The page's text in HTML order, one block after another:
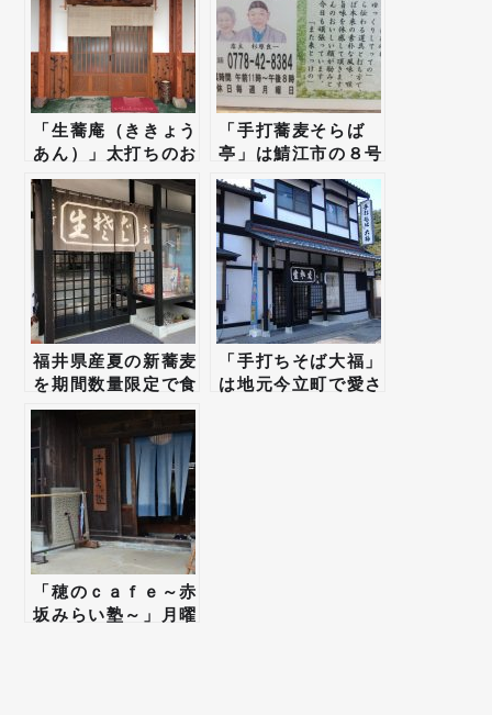
「生蕎庵（ききょう
あん）」太打ちのお
蕎麦は噛みしめるほ
どに、そばの味わい
が口の中に広がって
いく。
「手打蕎麦そらば
亭」は鯖江市の８号
線沿いにあるお蕎麦
屋さん。
福井県産夏の新蕎麦
を期間数量限定で食
べることのできる蕎
麦店「手打ちそば大
福」
「手打ちそば大福」
は地元今立町で愛さ
「穂のｃａｆｅ～赤
坂みらい塾～」月曜